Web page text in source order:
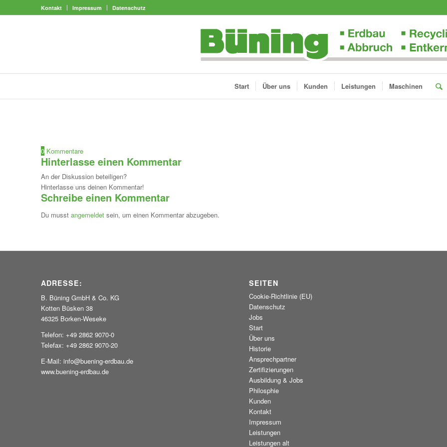
Kontakt Impressum Datenschutz
Start Über uns Kunden Leistungen Maschinen
0 Kommentare
Hinterlasse einen Kommentar
An der Diskussion beteiligen?
Hinterlasse uns deinen Kommentar!
Schreibe einen Kommentar
Du musst angemeldet sein, um einen Kommentar abzugeben.
ADRESSE:
B. Büning GmbH & Co. KG
Kotten Büsken 38
46325 Borken-Weseke
Telefon: +49 2862 9070-0
Telefax: +49 2862 9070-20
E-Mail: info@buening-erdbau.de
www.buening-erdbau.de
SEITEN
Cookie-Richtlinie (EU)
Datenschutz
Jobs
Start
Über uns
Historie
Ansprechpartner
Zertifizierungen
Ausbildung & Jobs
Philosphie
Kunden
Kontakt
Impressum
Leistungen
Leistungen alt